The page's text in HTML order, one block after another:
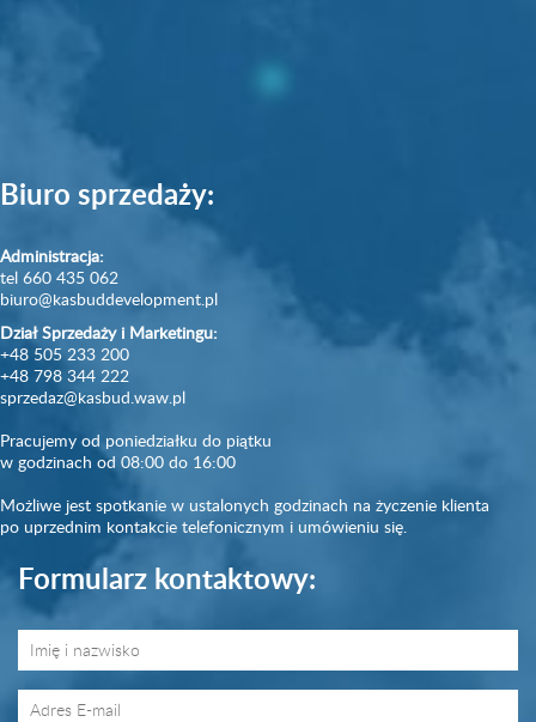
Biuro sprzedaży:
Administracja:
tel 660 435 062
biuro@kasbuddevelopment.pl
Dział Sprzedaży i Marketingu:
+48 505 233 200
+48 798 344 222
sprzedaz@kasbud.waw.pl
Pracujemy od poniedziałku do piątku
w godzinach od 08:00 do 16:00
Możliwe jest spotkanie w ustalonych godzinach na życzenie klienta
po uprzednim kontakcie telefonicznym i umówieniu się.
Formularz kontaktowy: